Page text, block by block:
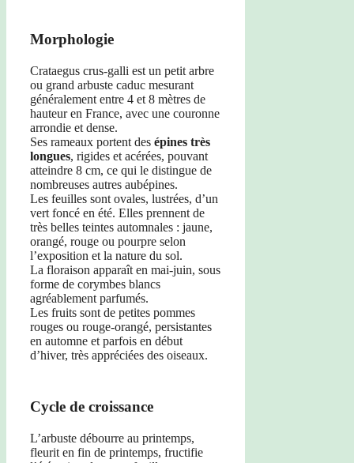
Morphologie
Crataegus crus-galli est un petit arbre
ou grand arbuste caduc mesurant
généralement entre 4 et 8 mètres de
hauteur en France, avec une couronne
arrondie et dense.
Ses rameaux portent des épines très
longues, rigides et acérées, pouvant
atteindre 8 cm, ce qui le distingue de
nombreuses autres aubépines.
Les feuilles sont ovales, lustrées, d’un
vert foncé en été. Elles prennent de
très belles teintes automnales : jaune,
orangé, rouge ou pourpre selon
l’exposition et la nature du sol.
La floraison apparaît en mai-juin, sous
forme de corymbes blancs
agréablement parfumés.
Les fruits sont de petites pommes
rouges ou rouge-orangé, persistantes
en automne et parfois en début
d’hiver, très appréciées des oiseaux.
Cycle de croissance
L’arbuste débourre au printemps,
fleurit en fin de printemps, fructifie